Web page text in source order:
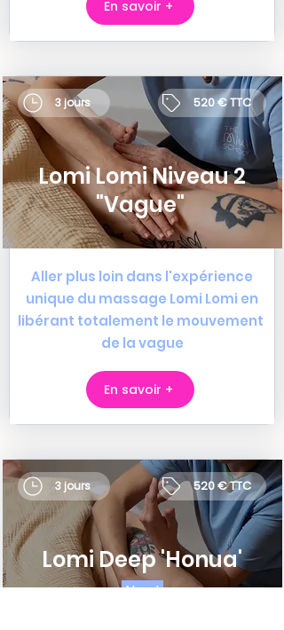
En savoir +
Lomi Lomi Niveau 2
"Vague"
3 jours 520 € TTC
Aller plus loin dans l'expérience
unique du massage Lomi Lomi en
libérant totalement le mouvement
de la vague
En savoir +
Lomi Deep 'Honua'
New!
3 jours 520 € TTC